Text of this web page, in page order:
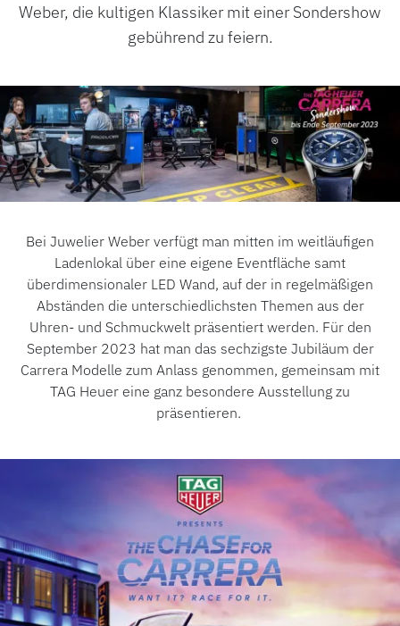
LUXURY DEALS
ACCESSOIRES
ÜBER UNS
Weber, die kultigen Klassiker mit einer Sondershow
gebührend zu feiern.
Bei Juwelier Weber verfügt man mitten im weitläufigen
Ladenlokal über eine eigene Eventfläche samt
überdimensionaler LED Wand, auf der in regelmäßigen
Abständen die unterschiedlichsten Themen aus der
Uhren- und Schmuckwelt präsentiert werden. Für den
September 2023 hat man das sechzigste Jubiläum der
Carrera Modelle zum Anlass genommen, gemeinsam mit
TAG Heuer eine ganz besondere Ausstellung zu
präsentieren.